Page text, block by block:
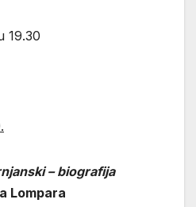
19.30
– biografija
Lompara